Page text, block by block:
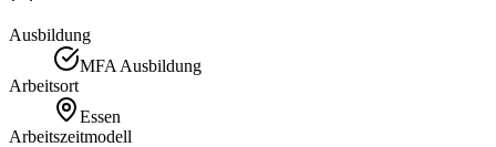
Ausbildung
MFA Ausbildung
Arbeitsort
Essen
Arbeitszeitmodell